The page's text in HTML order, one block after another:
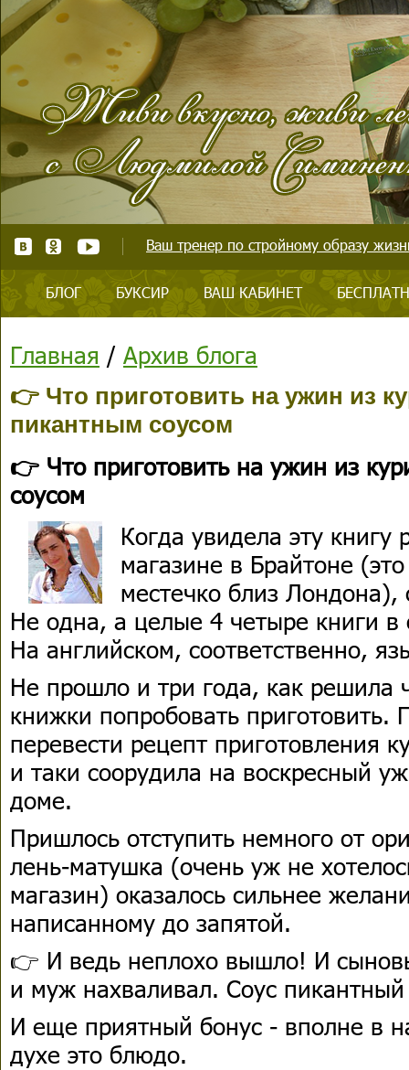
Ваш тренер по стройному образу
БЛОГ БУКСИР ВАШ КАБИНЕТ
Главная / Архив блога
👉 Что приготовить на ужин из
пикантным соусом
👉 Что приготовить на ужин из
соусом
Когда увидела эту
магазине в Брайтоне
местечко близ Лондона),
Не одна, а целые 4 четыре книги в
На английском, соответственно,
Не прошло и три года, как решила
книжки попробовать приготовить.
перевести рецепт приготовления
и таки соорудила на воскресный
доме.
Пришлось отступить немного от
лень-матушка (очень уж не
магазин) оказалось сильнее
написанному до запятой.
👉 И ведь неплохо вышло! И
и муж нахваливал. Соус пикантный
И еще приятный бонус - вполне в
духе это блюдо.